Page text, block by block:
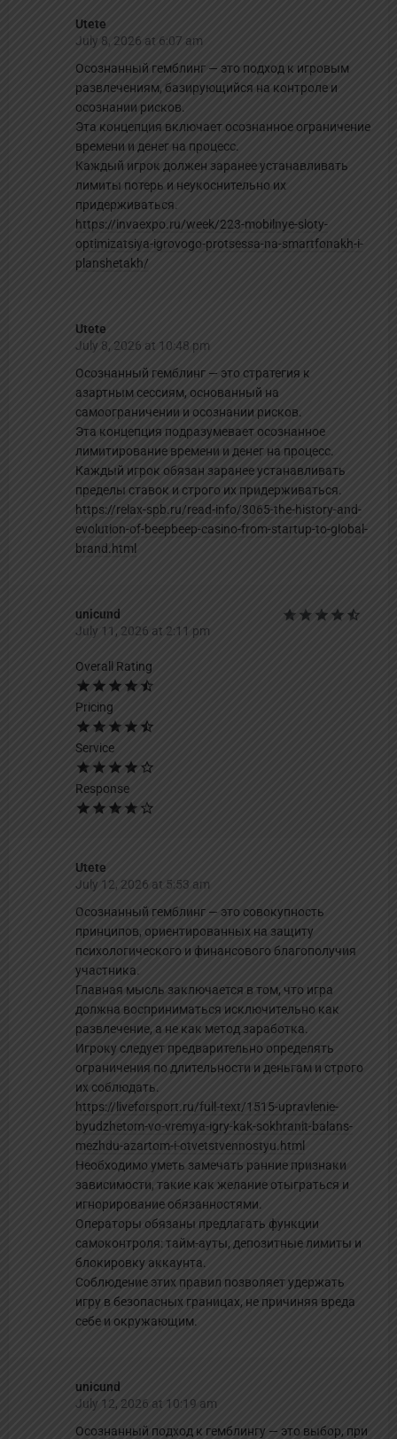
Utete
July 8, 2026 at 6:07 am
Осознанный гемблинг — это подход к игровым
развлечениям, базирующийся на контроле и
осознании рисков.
Эта концепция включает осознанное ограничение
времени и денег на процесс.
Каждый игрок должен заранее устанавливать
лимиты потерь и неукоснительно их
придерживаться.
https://invaexpo.ru/week/223-mobilnye-sloty-
optimizatsiya-igrovogo-protsessa-na-smartfonakh-i-
planshetakh/
Utete
July 8, 2026 at 10:48 pm
Осознанный гемблинг — это стратегия к
азартным сессиям, основанный на
самоограничении и осознании рисков.
Эта концепция подразумевает осознанное
лимитирование времени и денег на процесс.
Каждый игрок обязан заранее устанавливать
пределы ставок и строго их придерживаться.
https://relax-spb.ru/read-info/3065-the-history-and-
evolution-of-beepbeep-casino-from-startup-to-global-
brand.html
unicund
July 11, 2026 at 2:11 pm
Overall Rating
Pricing
Service
Response
Utete
July 12, 2026 at 5:53 am
Осознанный гемблинг — это совокупность
принципов, ориентированных на защиту
психологического и финансового благополучия
участника.
Главная мысль заключается в том, что игра
должна восприниматься исключительно как
развлечение, а не как метод заработка.
Игроку следует предварительно определять
ограничения по длительности и деньгам и строго
их соблюдать.
https://liveforsport.ru/full-text/1515-upravlenie-
byudzhetom-vo-vremya-igry-kak-sokhranit-balans-
mezhdu-azartom-i-otvetstvennostyu.html
Необходимо уметь замечать ранние признаки
зависимости, такие как желание отыграться и
игнорирование обязанностями.
Операторы обязаны предлагать функции
самоконтроля: тайм-ауты, депозитные лимиты и
блокировку аккаунта.
Соблюдение этих правил позволяет удержать
игру в безопасных границах, не причиняя вреда
себе и окружающим.
unicund
July 12, 2026 at 10:19 am
Осознанный подход к гемблингу — это выбор, при